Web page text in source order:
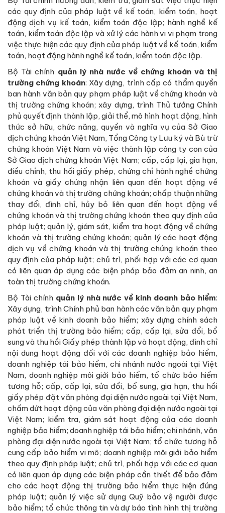
các quy định của pháp luật về kế toán, kiểm toán, hoạt
động dịch vụ kế toán, kiểm toán độc lập; hành nghề kế
toán, kiểm toán độc lập và xử lý các hành vi vi phạm trong
việc thực hiện các quy định của pháp luật về kế toán, kiểm
toán, hoạt động hành nghề kế toán, kiểm toán độc lập.
Bộ Tài chính quản lý nhà nước về chứng khoán và thị
trường chứng khoán: Xây dựng, trình cấp có thẩm quyền
ban hành văn bản quy phạm pháp luật về chứng khoán và
thị trường chứng khoán; xây dựng, trình Thủ tướng Chính
phủ quyết định thành lập, giải thể, mô hình hoạt động, hình
thức sở hữu, chức năng, quyền và nghĩa vụ của Sở Giao
dịch chứng khoán Việt Nam, Tổng Công ty Lưu ký và Bù trừ
chứng khoán Việt Nam và việc thành lập công ty con của
Sở Giao dịch chứng khoán Việt Nam; cấp, cấp lại, gia hạn,
điều chỉnh, thu hồi giấy phép, chứng chỉ hành nghề chứng
khoán và giấy chứng nhận liên quan đến hoạt động về
chứng khoán và thị trường chứng khoán; chấp thuận những
thay đổi, đình chỉ, hủy bỏ liên quan đến hoạt động về
chứng khoán và thị trường chứng khoán theo quy định của
pháp luật; quản lý, giám sát, kiểm tra hoạt động về chứng
khoán và thị trường chứng khoán; quản lý các hoạt động
dịch vụ về chứng khoán và thị trường chứng khoán theo
quy định của pháp luật; chủ trì, phối hợp với các cơ quan
có liên quan áp dụng các biện pháp bảo đảm an ninh, an
toàn thị trường chứng khoán.
Bộ Tài chính quản lý nhà nước về kinh doanh bảo hiểm:
Xây dựng, trình Chính phủ ban hành các văn bản quy phạm
pháp luật về kinh doanh bảo hiểm; xây dựng chính sách
phát triển thị trường bảo hiểm; cấp, cấp lại, sửa đổi, bổ
sung và thu hồi Giấy phép thành lập và hoạt động, đình chỉ
nội dung hoạt động đối với các doanh nghiệp bảo hiểm,
doanh nghiệp tái bảo hiểm, chi nhánh nước ngoài tại Việt
Nam, doanh nghiệp môi giới bảo hiểm, tổ chức bảo hiểm
tương hỗ; cấp, cấp lại, sửa đổi, bổ sung, gia hạn, thu hồi
giấy phép đặt văn phòng đại diện nước ngoài tại Việt Nam,
chấm dứt hoạt động của văn phòng đại diện nước ngoài tại
Việt Nam; kiểm tra, giám sát hoạt động của các doanh
nghiệp bảo hiểm; doanh nghiệp tái bảo hiểm; chi nhánh, văn
phòng đại diện nước ngoài tại Việt Nam; tổ chức tương hỗ
cung cấp bảo hiểm vi mô; doanh nghiệp môi giới bảo hiểm
theo quy định pháp luật; chủ trì, phối hợp với các cơ quan
có liên quan áp dụng các biện pháp cần thiết để bảo đảm
cho các hoạt động thị trường bảo hiểm thực hiện đúng
pháp luật; quản lý việc sử dụng Quỹ bảo vệ người được
bảo hiểm; tổ chức thông tin và dự báo tình hình thị trường